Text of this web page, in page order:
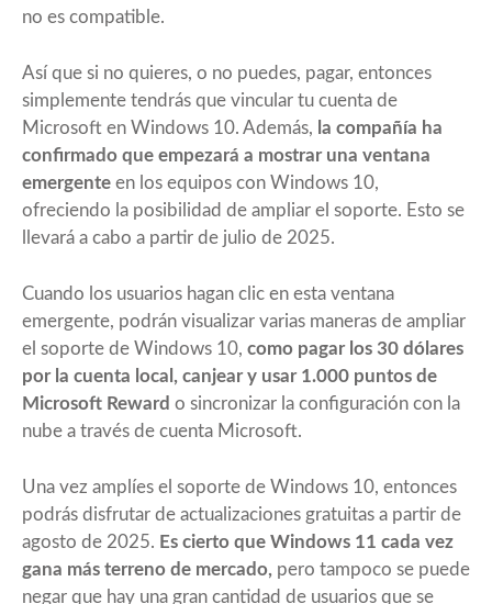
no es compatible.
Así que si no quieres, o no puedes, pagar, entonces
simplemente tendrás que vincular tu cuenta de
Microsoft en Windows 10. Además, la compañía ha
confirmado que empezará a mostrar una ventana
emergente en los equipos con Windows 10,
ofreciendo la posibilidad de ampliar el soporte. Esto se
llevará a cabo a partir de julio de 2025.
Cuando los usuarios hagan clic en esta ventana
emergente, podrán visualizar varias maneras de ampliar
el soporte de Windows 10, como pagar los 30 dólares
por la cuenta local, canjear y usar 1.000 puntos de
Microsoft Reward o sincronizar la configuración con la
nube a través de cuenta Microsoft.
Una vez amplíes el soporte de Windows 10, entonces
podrás disfrutar de actualizaciones gratuitas a partir de
agosto de 2025. Es cierto que Windows 11 cada vez
gana más terreno de mercado, pero tampoco se puede
negar que hay una gran cantidad de usuarios que se